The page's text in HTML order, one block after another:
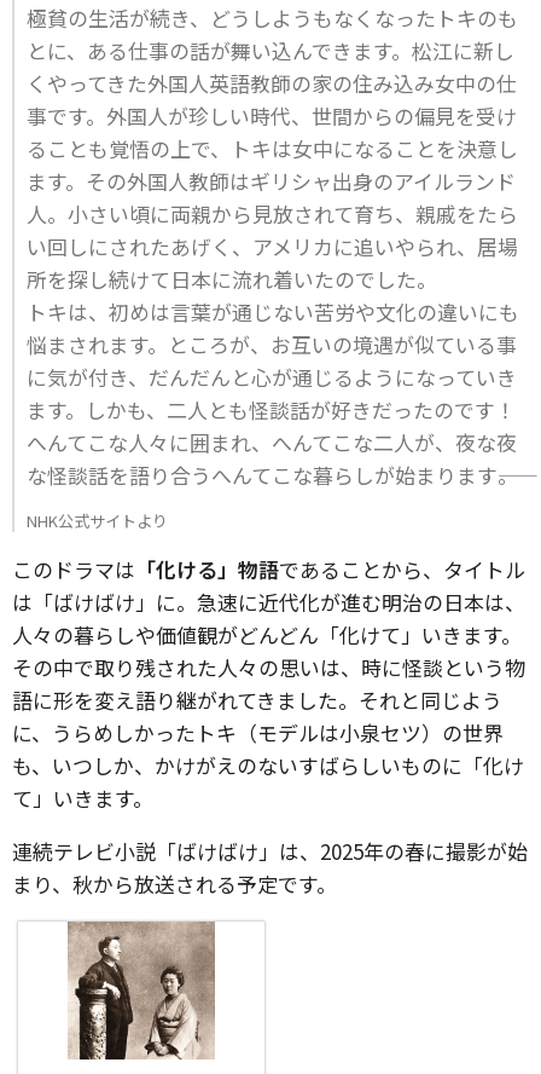
極貧の生活が続き、どうしようもなくなったトキのも
とに、ある仕事の話が舞い込んできます。松江に新し
くやってきた外国人英語教師の家の住み込み女中の仕
事です。外国人が珍しい時代、世間からの偏見を受け
ることも覚悟の上で、トキは女中になることを決意し
ます。その外国人教師はギリシャ出身のアイルランド
人。小さい頃に両親から見放されて育ち、親戚をたら
い回しにされたあげく、アメリカに追いやられ、居場
所を探し続けて日本に流れ着いたのでした。
トキは、初めは言葉が通じない苦労や文化の違いにも
悩まされます。ところが、お互いの境遇が似ている事
に気が付き、だんだんと心が通じるようになっていき
ます。しかも、二人とも怪談話が好きだったのです！
へんてこな人々に囲まれ、へんてこな二人が、夜な夜
な怪談話を語り合うへんてこな暮らしが始まります――。
NHK公式サイトより
このドラマは 「化ける」物語であることから、タイトル
は「ばけばけ」に。急速に近代化が進む明治の日本は、
人々の暮らしや価値観がどんどん「化けて」いきます。
その中で取り残された人々の思いは、時に怪談という物
語に形を変え語り継がれてきました。それと同じよう
に、うらめしかったトキ（モデルは小泉セツ）の世界
も、いつしか、かけがえのないすばらしいものに「化け
て」いきます。
連続テレビ小説「ばけばけ」は、2025年の春に撮影が始
まり、秋から放送される予定です。